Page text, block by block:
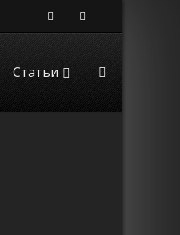
Статьи